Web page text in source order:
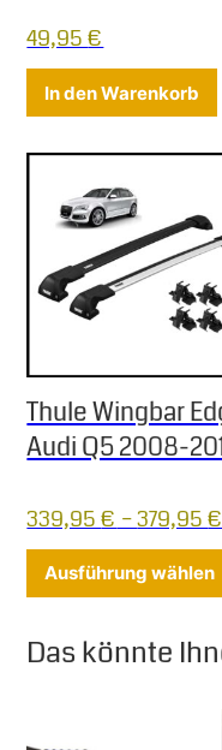
49,95€
In den Warenkorb
Thule Wingbar
Audi Q5 2008-
339,95€ –379,95€
Ausführung wählen
Das könnte